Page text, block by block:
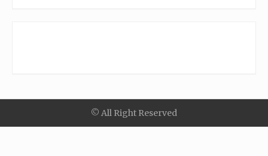
© All Right Reserved